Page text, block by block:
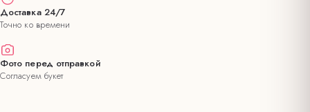
Доставка 24/7
Точно ко времени
Фото перед отправкой
Согласуем букет